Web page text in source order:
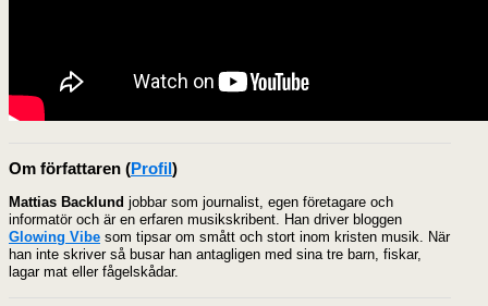
Om författaren (Profil)
Mattias Backlund jobbar som journalist, egen företagare och
informatör och är en erfaren musikskribent. Han driver bloggen
Glowing Vibe som tipsar om smått och stort inom kristen musik. När
han inte skriver så busar han antagligen med sina tre barn, fiskar,
lagar mat eller fågelskådar.